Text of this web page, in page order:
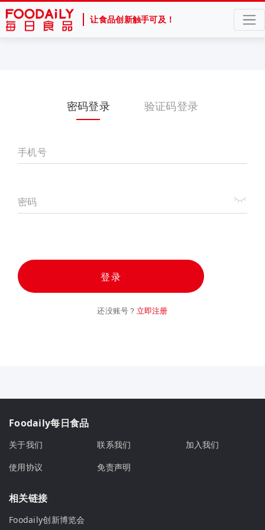
让食品创新触手可及！
密码登录 验证码登录
手机号
密码
登录
还没账号？ 立即注册
Foodaily每日食品
关于我们 联系我们
加入我们
使用协议
免责声明
相关链接
Foodaily创新博览会